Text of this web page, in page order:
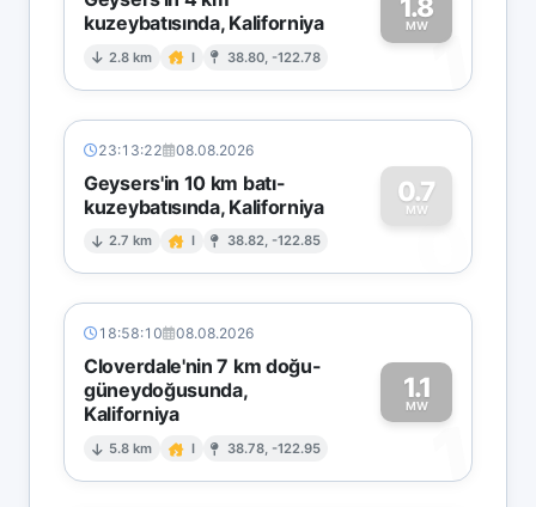
kuzeybatısında, Kaliforniya
2.8 km I 38.80, -122.78
1.8
MW1
23:13:22 08.08.2026
Geysers'in 10 km batı-
kuzeybatısında, Kaliforniya
2.7 km I 38.82, -122.85
0.7
MW
0
18:58:10 08.08.2026
Cloverdale'nin 7 km doğu-
güneydoğusunda,
Kaliforniya
5.8 km I 38.78, -122.95
1.1
MW
1